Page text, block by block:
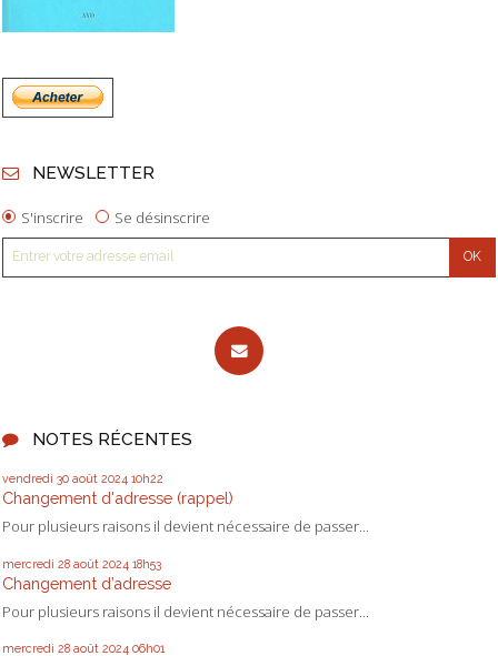
NEWSLETTER
S'inscrire Se désinscrire
NOTES RÉCENTES
vendredi 30 août 2024 10h22
Changement d'adresse (rappel)
Pour plusieurs raisons il devient nécessaire de passer...
mercredi 28 août 2024 18h53
Changement d’adresse
Pour plusieurs raisons il devient nécessaire de passer...
mercredi 28 août 2024 06h01